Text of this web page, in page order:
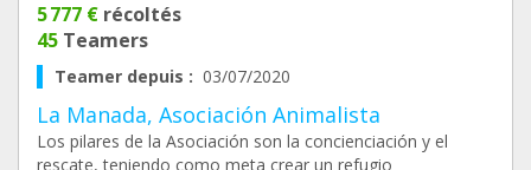
5 777 € récoltés
45 Teamers
Teamer depuis : 03/07/2020
La Manada, Asociación Animalista
Los pilares de la Asociación son la concienciación y el
rescate, teniendo como meta crear un refugio